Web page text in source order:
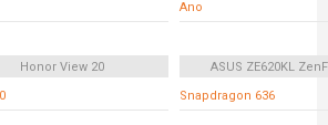
Ano
Honor View 20
ASUS ZE620KL
Snapdragon 636